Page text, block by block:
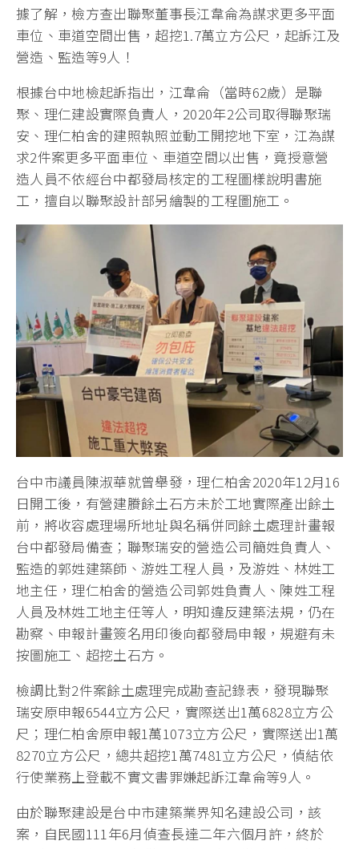
據了解，檢方查出聯聚董事長江韋侖為謀求更多平面
車位、車道空間出售，超挖1.7萬立方公尺，起訴江及
營造、監造等9人！
根據台中地檢起訴指出，江韋侖（當時62歲）是聯
聚、理仁建設實際負責人，2020年2公司取得聯聚瑞
安、理仁柏舍的建照執照並動工開挖地下室，江為謀
求2件案更多平面車位、車道空間以出售，竟授意營
造人員不依經台中都發局核定的工程圖樣說明書施
工，擅自以聯聚設計部另繪製的工程圖施工。
台中市議員陳淑華就曾舉發，理仁柏舍2020年12月16
日開工後，有營建賸餘土石方未於工地實際產出餘土
前，將收容處理場所地址與名稱併同餘土處理計畫報
台中都發局備查；聯聚瑞安的營造公司簡姓負責人、
監造的郭姓建築師、游姓工程人員，及游姓、林姓工
地主任，理仁柏舍的營造公司郭姓負責人、陳姓工程
人員及林姓工地主任等人，明知違反建築法規，仍在
勘察、申報計畫簽名用印後向都發局申報，規避有未
按圖施工、超挖土石方。
檢調比對2件案餘土處理完成勘查記錄表，發現聯聚
瑞安原申報6544立方公尺，實際送出1萬6828立方公
尺；理仁柏舍原申報1萬1073立方公尺，實際送出1萬
8270立方公尺，總共超挖1萬7481立方公尺，偵結依
行使業務上登載不實文書罪嫌起訴江韋侖等9人。
由於聯聚建設是台中市建築業界知名建設公司，該
案，自民國111年6月偵查長達二年六個月許，終於